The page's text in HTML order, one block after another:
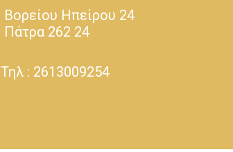
Βορείου Ηπείρου 24
Πάτρα 262 24
Τηλ : 2613009254